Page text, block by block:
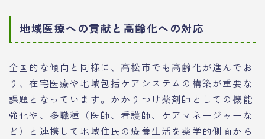
地域医療への貢献と高齢化への対応
全国的な傾向と同様に、高松市でも高齢化が進んでお
り、在宅医療や地域包括ケアシステムの構築が重要な
課題となっています。かかりつけ薬剤師としての機能
強化や、多職種（医師、看護師、ケアマネージャーな
ど）と連携して地域住民の療養生活を薬学的側面から